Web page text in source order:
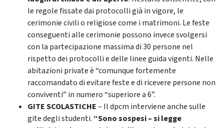
le regole fissate dai protocolli già in vigore, le
cerimonie civili o religiose come i matrimoni. Le feste
conseguenti alle cerimonie possono invece svolgersi
con la partecipazione massima di 30 persone nel
rispetto dei protocolli e delle linee guida vigenti. Nelle
abitazioni private è “comunque fortemente
raccomandato di evitare feste e di ricevere persone non
conviventi” in numero “superiore a 6”.
GITE SCOLASTICHE– Il dpcm interviene anche sulle
gite degli studenti.“Sono sospesi – si legge